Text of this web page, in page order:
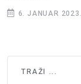
6. JANUAR 2023.